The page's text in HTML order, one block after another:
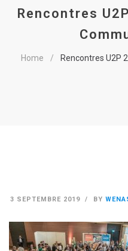
Rencontres
Home Rencontres U2P
3 SEPTEMBRE 2019 BY